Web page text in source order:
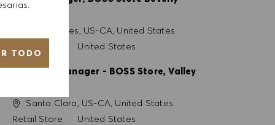
TODO
Los Angeles, US-CA, United States
United States
Assistant Manager - BOSS Store, Valley
Ubicación
Santa Clara, US-CA, United States
Categoría
Retail Store United States